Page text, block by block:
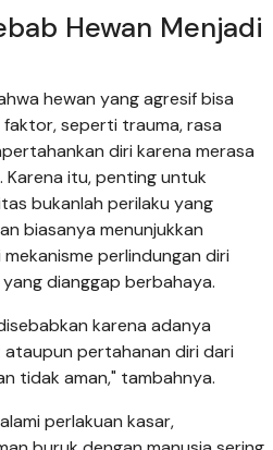
Hewan Menjadi
hewan yang agresif bisa
seperti trauma, rasa
diri karena merasa
Karena itu, penting untuk
bukanlah perilaku yang
biasanya menunjukkan
perlindungan diri
dianggap berbahaya.
karena adanya
pertahanan diri dari
tidak aman," tambahnya.
perlakuan kasar,